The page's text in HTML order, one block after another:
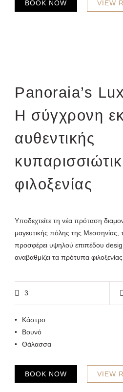
VIEW
BOOK NOW
Panoraia’s
Η σύγχρονη
αυθεντικής
φιλοξενίας
Υποδεχτείτε τη νέα πρόταση
μαγευτικής πόλης της
προσφέρει υψηλού επιπέδου
αναβαθμίζει τα πρότυπα
3
Κάστρο
Βουνό
Θάλασσα
VIEW
BOOK NOW